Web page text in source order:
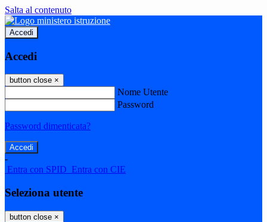
Salta al contenuto
Accedi
Accedi
button close ×
Nome Utente
Password
Password dimenticata?
-
Entra con SPID Entra con CIE
Seleziona utente
button close ×